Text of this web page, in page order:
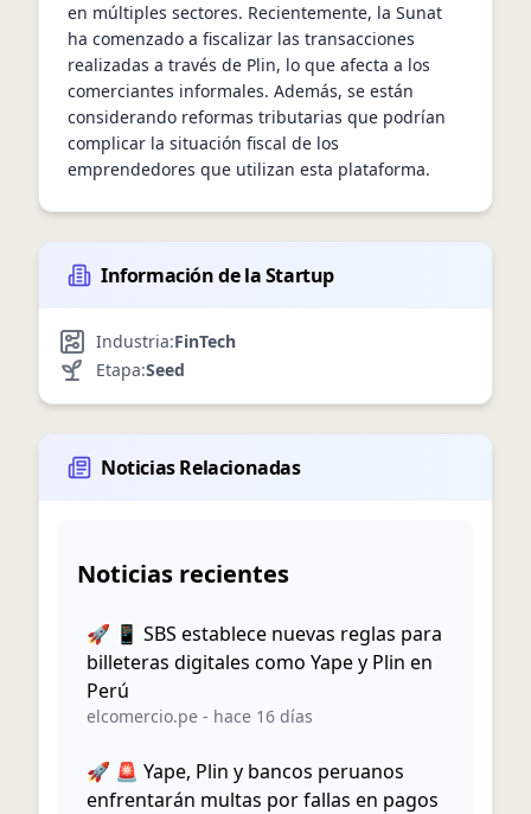
en múltiples sectores. Recientemente, la Sunat
ha comenzado a fiscalizar las transacciones
realizadas a través de Plin, lo que afecta a los
comerciantes informales. Además, se están
considerando reformas tributarias que podrían
complicar la situación fiscal de los
emprendedores que utilizan esta plataforma.
Información de la Startup
Industria:FinTech
Etapa:Seed
Noticias Relacionadas
Noticias recientes
🚀 📱 SBS establece nuevas reglas para
billeteras digitales como Yape y Plin en
Perú
elcomercio.pe - hace 16 días
🚀 🚨 Yape, Plin y bancos peruanos
enfrentarán multas por fallas en pagos